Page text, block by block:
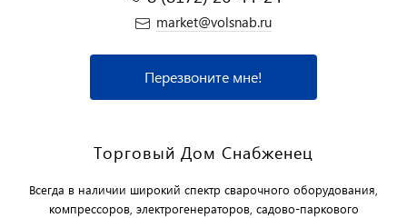
market@volsnab.ru
Перезвоните мне!
Торговый Дом Снабженец
Всегда в наличии широкий спектр сварочного оборудования,
компрессоров, электрогенераторов, садово-паркового